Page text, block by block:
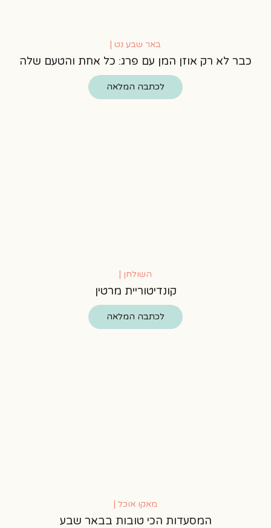
באר שבע נט |
כבר לא רק אוזן המן עם פרג: כל אחת והטעם שלה
לכתבה המלאה
השולחן |
קונדיטוריית מרטין
לכתבה המלאה
מאקו אוכל |
המסעדות הכי טובות בבאר שבע